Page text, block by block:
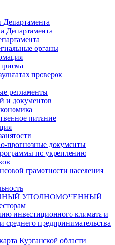
Департамента
органы
проверок
регламенты
и документов
питание
прогнозные документы
по укреплению
грамотности населения
УПОЛНОМОЧЕННЫЙ
инвестиционного климата и
среднего предпринимательства
Курганской области